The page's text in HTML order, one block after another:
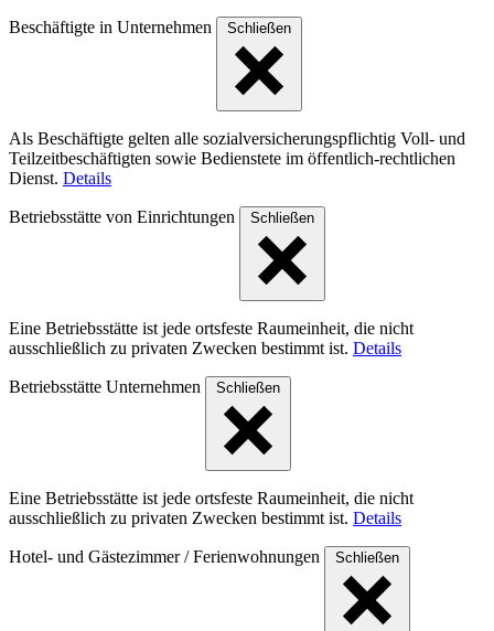
Beschäftigte in Unternehmen Schließen
Als Beschäftigte gelten alle sozialversicherungspflichtig Voll- und
Teilzeitbeschäftigten sowie Bedienstete im öffentlich-rechtlichen
Dienst. Details
Betriebsstätte von Einrichtungen Schließen
Eine Betriebsstätte ist jede ortsfeste Raumeinheit, die nicht
ausschließlich zu privaten Zwecken bestimmt ist. Details
Betriebsstätte Unternehmen Schließen
Eine Betriebsstätte ist jede ortsfeste Raumeinheit, die nicht
ausschließlich zu privaten Zwecken bestimmt ist. Details
Hotel- und Gästezimmer / Ferienwohnungen Schließen